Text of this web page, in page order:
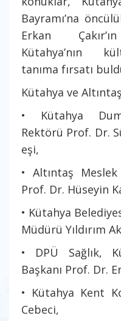
Bayramı’na
Erkan
Kütahya’nın
tanıma fırsatı
Kütahya ve
• Kütahya
Rektörü Prof. Dr.
eşi,
• Altıntaş
Prof. Dr. Hüseyin
• Kütahya
Müdürü Yıldırım
• DPÜ Sağlık,
Başkanı Prof. Dr.
• Kütahya Kent
Cebeci,